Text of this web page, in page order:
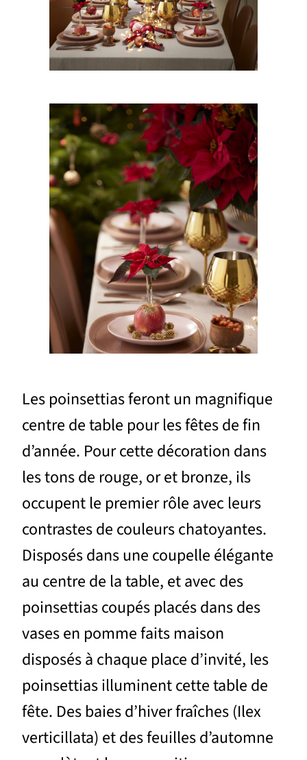
Les poinsettias feront un magnifique
centre de table pour les fêtes de fin
d’année. Pour cette décoration dans
les tons de rouge, or et bronze, ils
occupent le premier rôle avec leurs
contrastes de couleurs chatoyantes.
Disposés dans une coupelle élégante
au centre de la table, et avec des
poinsettias coupés placés dans des
vases en pomme faits maison
disposés à chaque place d’invité, les
poinsettias illuminent cette table de
fête. Des baies d’hiver fraîches (Ilex
verticillata) et des feuilles d’automne